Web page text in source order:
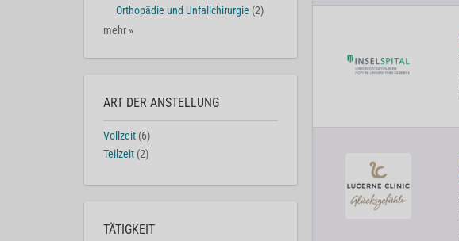
Orthopädie und Unfallchirurgie (2)
mehr »
ART DER ANSTELLUNG
Vollzeit (6)
Teilzeit (2)
TÄTIGKEIT